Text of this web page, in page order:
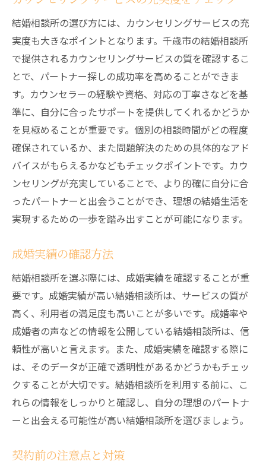
結婚相談所の選び方には、カウンセリングサービスの充
実度も大きなポイントとなります。千歳市の結婚相談所
で提供されるカウンセリングサービスの質を確認するこ
とで、パートナー探しの成功率を高めることができま
す。カウンセラーの経験や資格、対応の丁寧さなどを基
準に、自分に合ったサポートを提供してくれるかどうか
を見極めることが重要です。個別の相談時間がどの程度
確保されているか、また問題解決のための具体的なアド
バイスがもらえるかなどもチェックポイントです。カウ
ンセリングが充実していることで、より的確に自分に合
ったパートナーと出会うことができ、理想の結婚生活を
実現するための一歩を踏み出すことが可能になります。
成婚実績の確認方法
結婚相談所を選ぶ際には、成婚実績を確認することが重
要です。成婚実績が高い結婚相談所は、サービスの質が
高く、利用者の満足度も高いことが多いです。成婚率や
成婚者の声などの情報を公開している結婚相談所は、信
頼性が高いと言えます。また、成婚実績を確認する際に
は、そのデータが正確で透明性があるかどうかもチェッ
クすることが大切です。結婚相談所を利用する前に、こ
れらの情報をしっかりと確認し、自分の理想のパートナ
ーと出会える可能性が高い結婚相談所を選びましょう。
契約前の注意点と対策